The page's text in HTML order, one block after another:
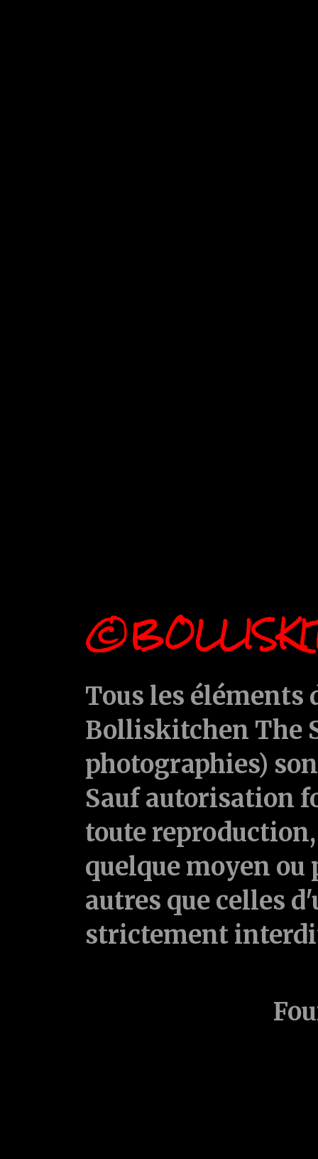
Tous les
Bolliskitchen The
photographies)
Sauf autorisation
toute
quelque moyen ou
autres que celles
strictement